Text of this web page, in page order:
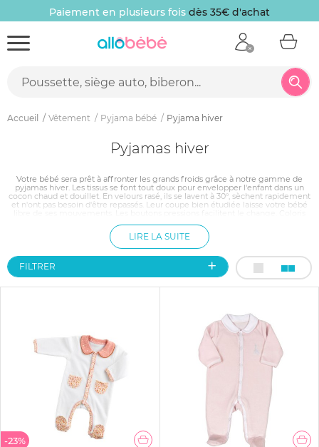
Paiement en plusieurs fois dès 35€ d'achat
Accueil Vêtement Pyjama bébé Pyjama hiver
Pyjamas hiver
Votre bébé sera prêt à affronter les grands froids grâce à notre gamme de
pyjamas hiver. Les tissus se font tout doux pour envelopper l'enfant dans un
cocon chaud et douillet. En velours rasé, ils se lavent à 30°, sèchent rapidement
et n'ont pas besoin d'être repassés. Leur coupe bien étudiée laisse votre bébé
l'embarras du choix pour habiller confortablement votre tout-petit.
LIRE LA SUITE
FILTRER
-23%